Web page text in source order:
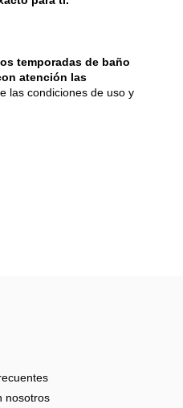
temporadas de baño
atención las
las condiciones de uso y
nosotros